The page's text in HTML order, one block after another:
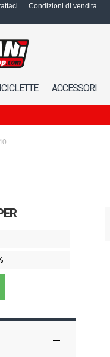
Condizioni di vendita
ACCESSORI